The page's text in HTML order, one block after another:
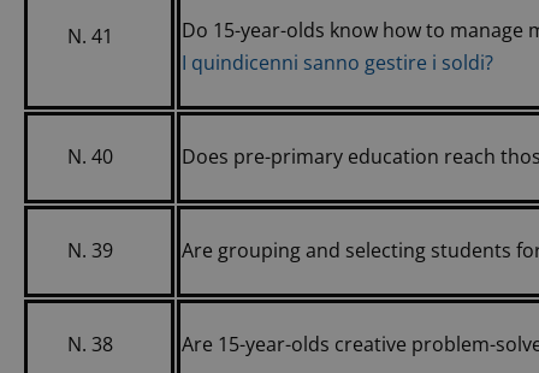
N. 41
Do 15-year-olds know how to manage
I quindicenni sanno gestire i soldi?
N. 40 Does pre-primary education reach
N. 39 Are grouping and selecting students
N. 38 Are 15-year-olds creative problem-